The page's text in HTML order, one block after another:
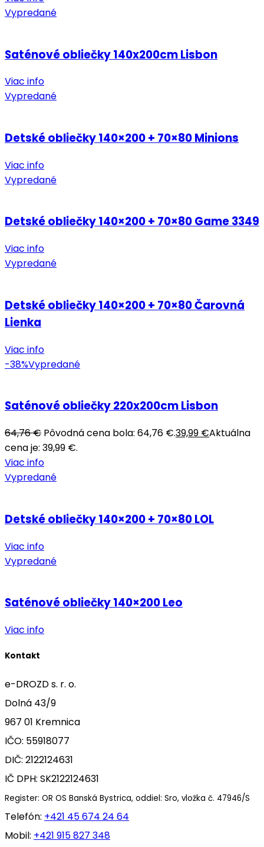
Vypredané
Saténové obliečky 140x200cm Lisbon
Viac info
Vypredané
Detské obliečky 140×200 + 70×80 Minions
Viac info
Vypredané
Detské obliečky 140×200 + 70×80 Game 3349
Viac info
Vypredané
Detské obliečky 140×200 + 70×80 Čarovná
Lienka
Viac info
-38%Vypredané
Saténové obliečky 220x200cm Lisbon
64,76€ Pôvodná cena bola: 64,76 €.39,99 €Aktuálna
cena je: 39,99 €.
Viac info
Vypredané
Detské obliečky 140×200 + 70×80 LOL
Viac info
Vypredané
Saténové obliečky 140×200 Leo
Viac info
Kontakt
e-DROZD s. r. o.
Dolná 43/9
967 01 Kremnica
IČO: 55918077
DIČ: 2122124631
IČ DPH: SK2122124631
Register: OR OS Banská Bystrica, oddiel: Sro, vložka č. 47946/S
Telefón: +421 45 674 24 64
Mobil: +421 915 827 348